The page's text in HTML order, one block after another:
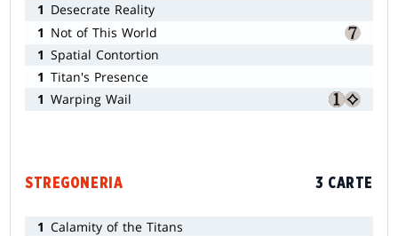
1 Desecrate Reality
1 Not of This World
1 Spatial Contortion
1 Titan's Presence
1 Warping Wail
STREGONERIA 3 CARTE
1 Calamity of the Titans